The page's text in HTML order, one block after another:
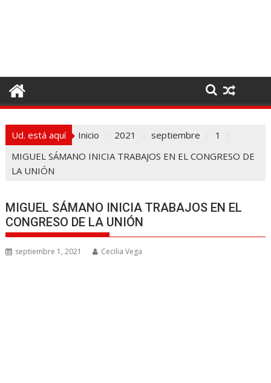
o
t
Ud. está aquí Inicio 2021 septiembre
1
MIGUEL SÁMANO INICIA TRABAJOS EN EL CONGRESO DE
LA UNIÓN
MIGUEL SÁMANO INICIA TRABAJOS EN EL
CONGRESO DE LA UNIÓN
septiembre 1, 2021 Cecilia Vega